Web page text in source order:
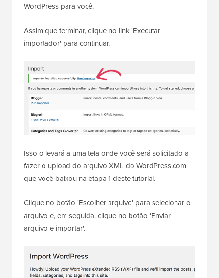
WordPress para você.
Assim que terminar, clique no link 'Executar
importador' para continuar.
Isso o levará a uma tela onde você será solicitado a
fazer o upload do arquivo XML do WordPress.com
que você baixou na etapa 1 deste tutorial.
Clique no botão 'Escolher arquivo' para selecionar o
arquivo e, em seguida, clique no botão 'Enviar
arquivo e importar'.